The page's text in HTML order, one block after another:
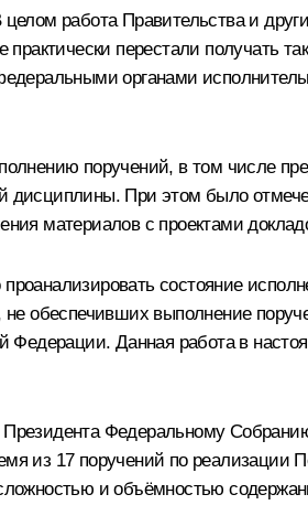
работа Правительства и
перестали получать
органами
поручений, в том числе
При этом было
материалов с проектами
состояние
обеспечивших выполнение
Федерации. Данная работа в
Федеральному
из 17 поручений по реализации
и объёмностью